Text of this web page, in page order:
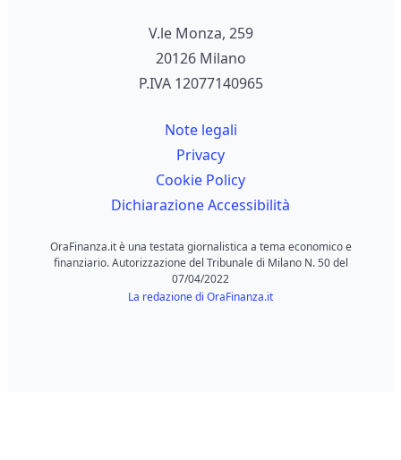
V.le Monza, 259
20126 Milano
P.IVA 12077140965
Note legali
Privacy
Cookie Policy
Dichiarazione Accessibilità
OraFinanza.it è una testata giornalistica a tema economico e
finanziario. Autorizzazione del Tribunale di Milano N. 50 del
07/04/2022
La redazione di OraFinanza.it